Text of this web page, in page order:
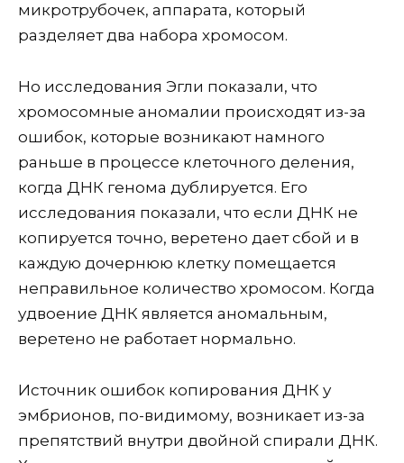
микротрубочек, аппарата, который
разделяет два набора хромосом.
Но исследования Эгли показали, что
хромосомные аномалии происходят из-за
ошибок, которые возникают намного
раньше в процессе клеточного деления,
когда ДНК генома дублируется. Его
исследования показали, что если ДНК не
копируется точно, веретено дает сбой и в
каждую дочернюю клетку помещается
неправильное количество хромосом. Когда
удвоение ДНК является аномальным,
веретено не работает нормально.
Источник ошибок копирования ДНК у
эмбрионов, по-видимому, возникает из-за
препятствий внутри двойной спирали ДНК.